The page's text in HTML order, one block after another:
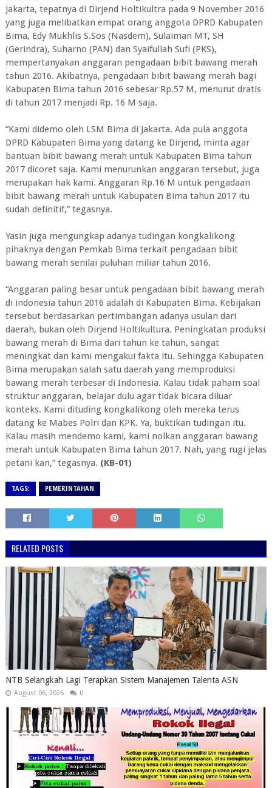
Jakarta, tepatnya di Dirjend Holtikultra pada 9 November 2016
yang juga melibatkan empat orang anggota DPRD Kabupaten
Bima, Edy Mukhlis S.Sos (Nasdem), Sulaiman MT, SH
(Gerindra), Suharno (PAN) dan Syaifullah Sufi (PKS),
mempertanyakan anggaran pengadaan bibit bawang merah
tahun 2016. Akibatnya, pengadaan bibit bawang merah bagi
Kabupaten Bima tahun 2016 sebesar Rp.57 M, menurut dratis
di tahun 2017 menjadi Rp. 16 M saja.
“Kami didemo oleh LSM Bima di Jakarta. Ada pula anggota
DPRD Kabupaten Bima yang datang ke Dirjend, minta agar
bantuan bibit bawang merah untuk Kabupaten Bima tahun
2017 dicoret saja. Kami menurunkan anggaran tersebut, juga
merupakan hak kami. Anggaran Rp.16 M untuk pengadaan
bibit bawang merah untuk Kabupaten Bima tahun 2017 itu
sudah definitif,” tegasnya.
Yasin juga mengungkap adanya tudingan kongkalikong
pihaknya dengan Pemkab Bima terkait pengadaan bibit
bawang merah senilai puluhan miliar tahun 2016.
“Anggaran paling besar untuk pengadaan bibit bawang merah
di indonesia tahun 2016 adalah di Kabupaten Bima. Kebijakan
tersebut berdasarkan pertimbangan adanya usulan dari
daerah, bukan oleh Dirjend Holtikultura. Peningkatan produksi
bawang merah di Bima dari tahun ke tahun, sangat
meningkat dan kami mengakui fakta itu. Sehingga Kabupaten
Bima merupakan salah satu daerah yang memproduksi
bawang merah terbesar di Indonesia. Kalau tidak paham soal
struktur anggaran, belajar dulu agar tidak bicara diluar
konteks. Kami dituding kongkalikong oleh mereka terus
datang ke Mabes Polri dan KPK. Ya, buktikan tudingan itu.
Kalau masih mendemo kami, kami nolkan anggaran bawang
merah untuk Kabupaten Bima tahun 2017. Nah, yang rugi jelas
petani kan,” tegasnya. (KB-01)
TAGS: PEMERINTAHAN
RELATED POSTS
NTB Selangkah Lagi Terapkan Sistem Manajemen Talenta ASN
August 06, 2026 0